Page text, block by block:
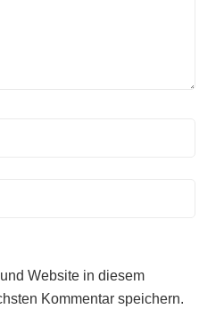
Website in diesem
Kommentar speichern.